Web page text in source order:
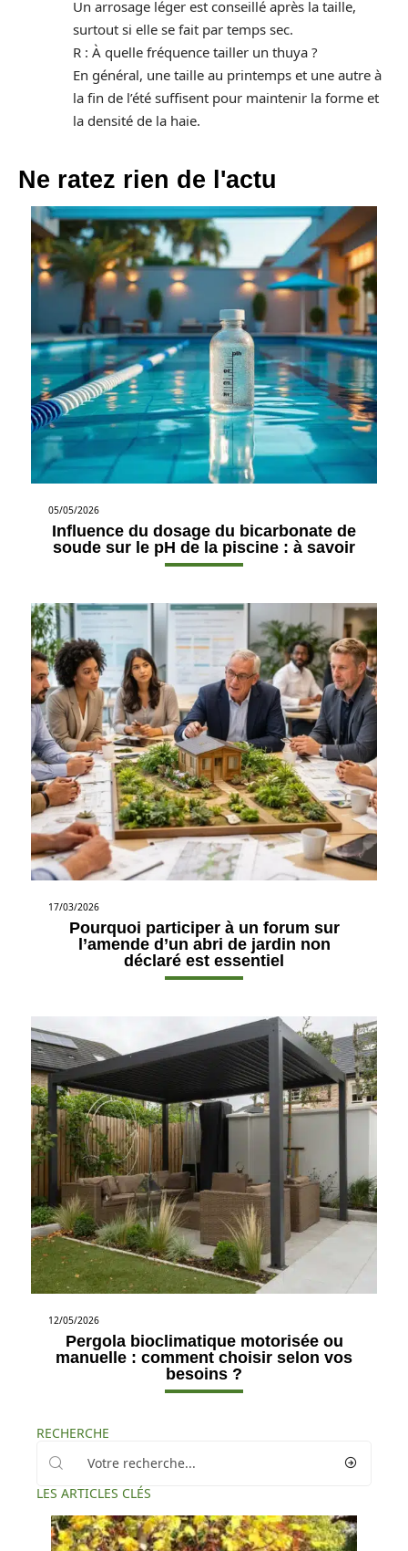
Un arrosage léger est conseillé après la taille,
surtout si elle se fait par temps sec.
R : À quelle fréquence tailler un thuya ?
En général, une taille au printemps et une autre à
la fin de l’été suffisent pour maintenir la forme et
la densité de la haie.
Ne ratez rien de l'actu
05/05/2026
Influence du dosage du bicarbonate de
soude sur le pH de la piscine : à savoir
17/03/2026
Pourquoi participer à un forum sur
l’amende d’un abri de jardin non
déclaré est essentiel
12/05/2026
Pergola bioclimatique motorisée ou
manuelle : comment choisir selon vos
besoins ?
RECHERCHE
LES ARTICLES CLÉS